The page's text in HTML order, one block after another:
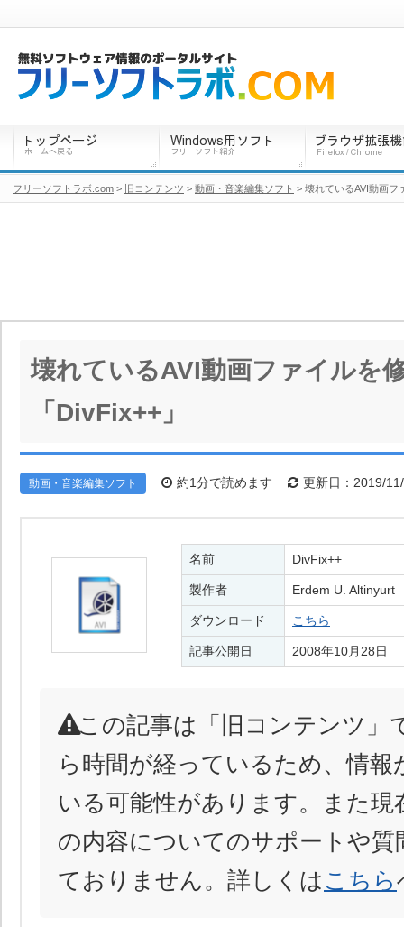
壊れているAVI動画ファイルを
「DivFix++」
動画・音楽編集ソフト 約1分で読めます 更新日：2019/
名前 DivFix++
製作者 Erdem U. Altinyurt
ダウンロード こちら
記事公開日 2008年10月28日
この記事は「旧コンテンツ」
ら時間が経っているため、情報
いる可能性があります。また現
の内容についてのサポートや質
ておりません。詳しくは こちら
フリーソフトラボ.com > 旧コンテンツ > 動画・音楽編集ソフト > 壊れているAVI動画フ